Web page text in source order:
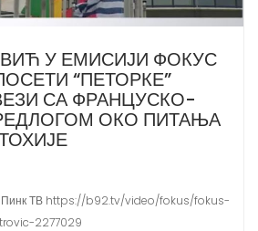
У ЕМИСИЈИ ФОКУС
“ПЕТОРКЕ”
СА ФРАНЦУСКО-
ОКО ПИТАЊА
Пинк ТВ https://b92.tv/video/fokus/fokus-
2277029